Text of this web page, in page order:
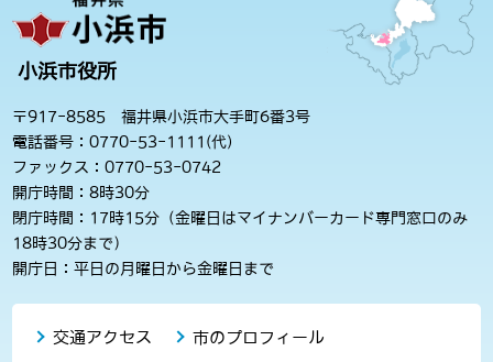
小浜市役所
〒917-8585 福井県小浜市大手町6番3号
電話番号：0770-53-1111(代)
ファックス：0770-53-0742
開庁時間：8時30分
閉庁時間：17時15分（金曜日はマイナンバーカード専門窓口のみ
18時30分まで）
開庁日：平日の月曜日から金曜日まで
交通アクセス 市のプロフィール